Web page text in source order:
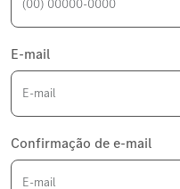
E-mail
Confirmação de e-mail